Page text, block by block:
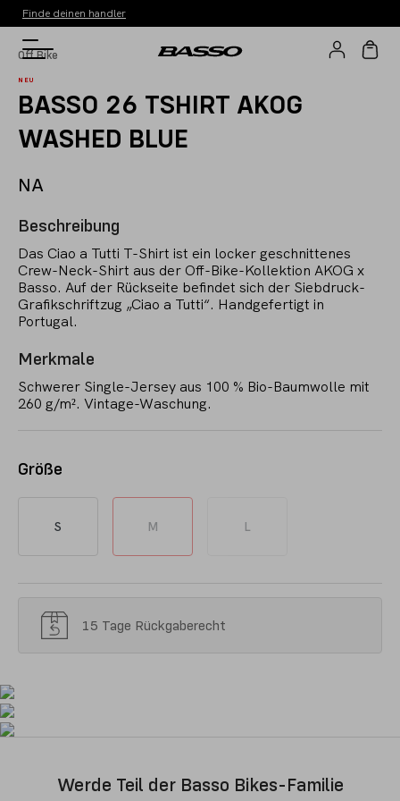
Finde deinen handler
Off Bike
NEU
BASSO 26 TSHIRT AKOG
WASHED BLUE
NA
Beschreibung
Das Ciao a Tutti T-Shirt ist ein locker geschnittenes
Crew-Neck-Shirt aus der Off-Bike-Kollektion AKOG x
Basso. Auf der Rückseite befindet sich der Siebdruck-
Grafikschriftzug „Ciao a Tutti“. Handgefertigt in
Portugal.
Merkmale
Schwerer Single-Jersey aus 100 % Bio-Baumwolle mit
260 g/m². Vintage-Waschung.
Größe
S M L
15 Tage Rückgaberecht
Werde Teil der Basso Bikes-Familie